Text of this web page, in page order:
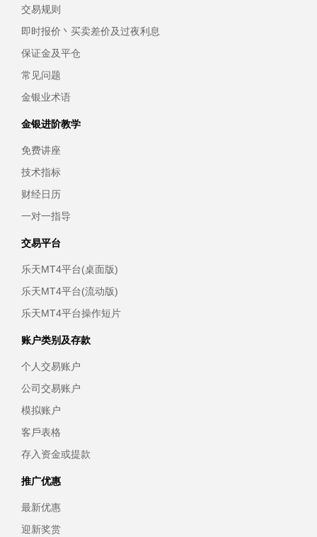
交易规则
即时报价丶买卖差价及过夜利息
保证金及平仓
常见问题
金银业术语
金银进阶教学
免费讲座
技术指标
财经日历
一对一指导
交易平台
乐天MT4平台(桌面版)
乐天MT4平台(流动版)
乐天MT4平台操作短片
账户类别及存款
个人交易账户
公司交易账户
模拟账户
客戶表格
存入资金或提款
推广优惠
最新优惠
迎新奖赏